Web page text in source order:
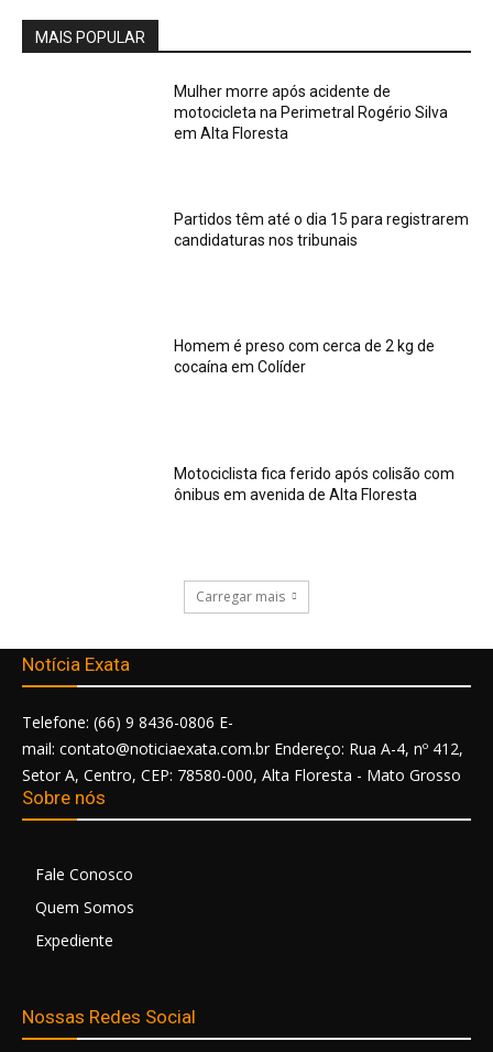
MAIS POPULAR
Mulher morre após acidente de
motocicleta na Perimetral Rogério Silva
em Alta Floresta
Partidos têm até o dia 15 para registrarem
candidaturas nos tribunais
Homem é preso com cerca de 2 kg de
cocaína em Colíder
Motociclista fica ferido após colisão com
ônibus em avenida de Alta Floresta
Carregar mais
Notícia Exata
Telefone: (66) 9 8436-0806 E-
mail: contato@noticiaexata.com.br Endereço: Rua A-4, nº 412,
Setor A, Centro, CEP: 78580-000, Alta Floresta - Mato Grosso
Sobre nós
Fale Conosco
Quem Somos
Expediente
Nossas Redes Social